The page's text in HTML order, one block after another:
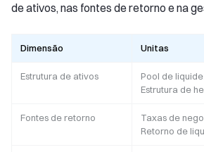
de ativos, nas fontes de retorno e na
Dimensão Unitas
Estrutura de ativos
Pool de
Estrutura de
Fontes de retorno
Taxas de
Retorno de